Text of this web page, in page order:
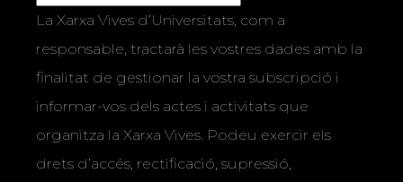
La Xarxa Vives d’Universitats, com a
responsable, tractarà les vostres dades amb la
finalitat de gestionar la vostra subscripció i
informar-vos dels actes i activitats que
organitza la Xarxa Vives. Podeu exercir els
drets d’accés, rectificació, supressió,